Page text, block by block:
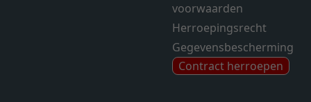
voorwaarden
Herroepingsrecht
Gegevensbescherming
Contract herroepen